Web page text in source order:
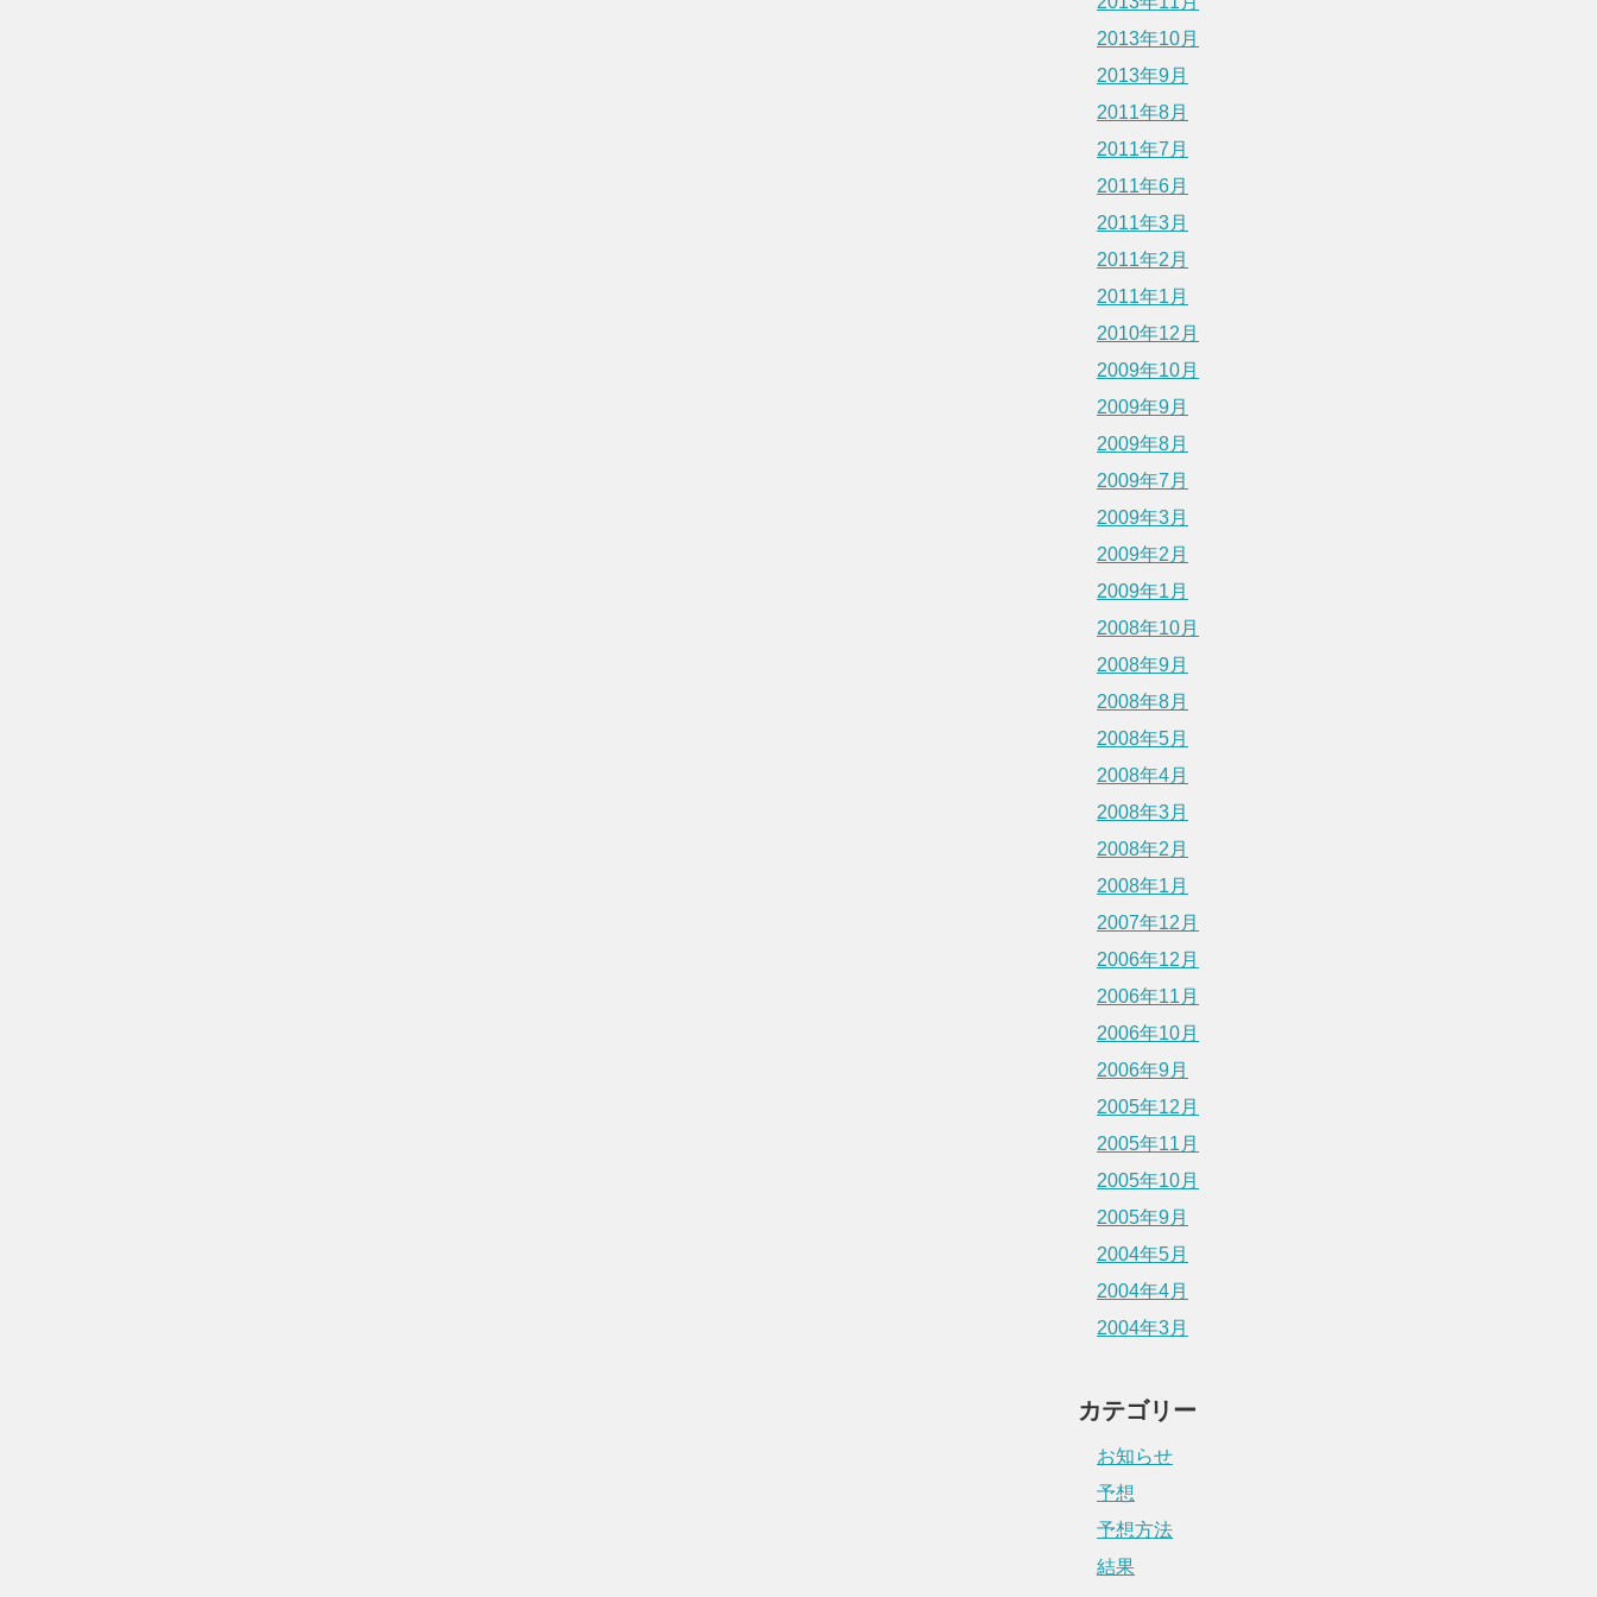
2013年10月
2013年9月
2011年8月
2011年7月
2011年6月
2011年3月
2011年2月
2011年1月
2010年12月
2009年10月
2009年9月
2009年8月
2009年7月
2009年3月
2009年2月
2009年1月
2008年10月
2008年9月
2008年8月
2008年5月
2008年4月
2008年3月
2008年2月
2008年1月
2007年12月
2006年12月
2006年11月
2006年10月
2006年9月
2005年12月
2005年11月
2005年10月
2005年9月
2004年5月
2004年4月
2004年3月
カテゴリー
お知らせ
予想
予想方法
結果